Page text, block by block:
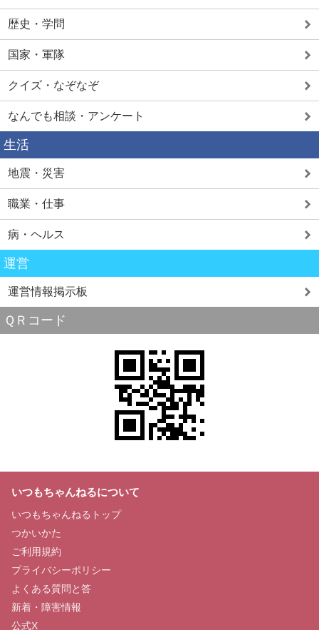
歴史・学問
国家・軍隊
クイズ・なぞなぞ
なんでも相談・アンケート
生活
地震・災害
職業・仕事
病・ヘルス
運営
運営情報掲示板
ＱＲコード
いつもちゃんねるについて
いつもちゃんねるトップ
つかいかた
ご利用規約
プライバシーポリシー
よくある質問と答
新着・障害情報
公式X